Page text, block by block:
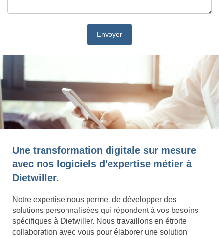
Une transformation digitale sur mesure
avec nos logiciels d'expertise métier à
Dietwiller.
Notre expertise nous permet de développer des
solutions personnalisées qui répondent à vos besoins
spécifiques à Dietwiller. Nous travaillons en étroite
collaboration avec vous pour élaborer une solution